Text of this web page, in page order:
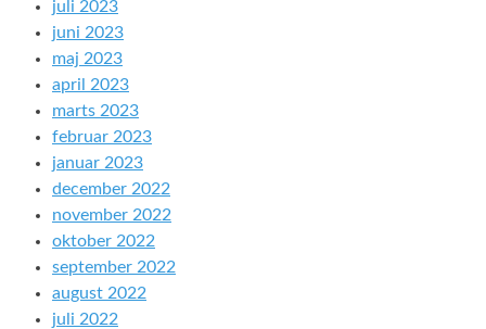
juli 2023
juni 2023
maj 2023
april 2023
marts 2023
februar 2023
januar 2023
december 2022
november 2022
oktober 2022
september 2022
august 2022
juli 2022